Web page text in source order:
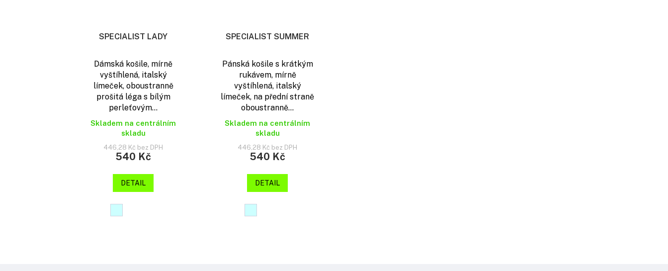
SPECIALIST LADY
Dámská košile, mírně
vyštíhlená, italský
límeček, oboustranně
prošitá léga s bílým
perleťovým...
Skladem na centrálním
skladu
446,28 Kč bez DPH
540 Kč
DETAIL
SPECIALIST SUMMER
Pánská košile s krátkým
rukávem, mírně
vyštíhlená, italský
límeček, na přední straně
oboustranně...
Skladem na centrálním
skladu
446,28 Kč bez DPH
540 Kč
DETAIL